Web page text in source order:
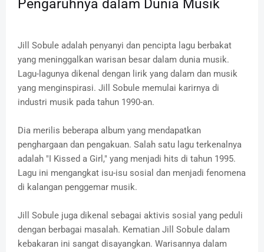
Pengaruhnya dalam Dunia Musik
Jill Sobule adalah penyanyi dan pencipta lagu berbakat
yang meninggalkan warisan besar dalam dunia musik.
Lagu-lagunya dikenal dengan lirik yang dalam dan musik
yang menginspirasi. Jill Sobule memulai karirnya di
industri musik pada tahun 1990-an.
Dia merilis beberapa album yang mendapatkan
penghargaan dan pengakuan. Salah satu lagu terkenalnya
adalah "I Kissed a Girl," yang menjadi hits di tahun 1995.
Lagu ini mengangkat isu-isu sosial dan menjadi fenomena
di kalangan penggemar musik.
Jill Sobule juga dikenal sebagai aktivis sosial yang peduli
dengan berbagai masalah. Kematian Jill Sobule dalam
kebakaran ini sangat disayangkan. Warisannya dalam